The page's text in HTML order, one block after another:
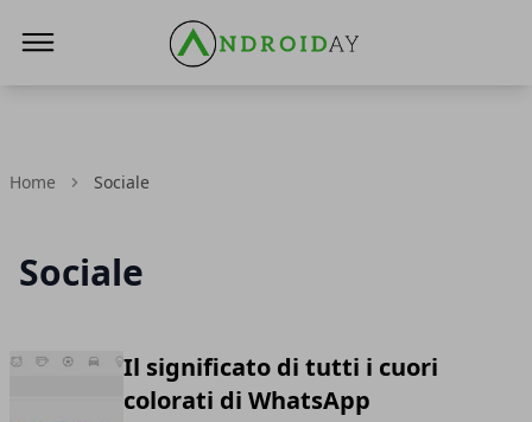
Home Sociale
Sociale
Il significato di tutti i cuori
colorati di WhatsApp